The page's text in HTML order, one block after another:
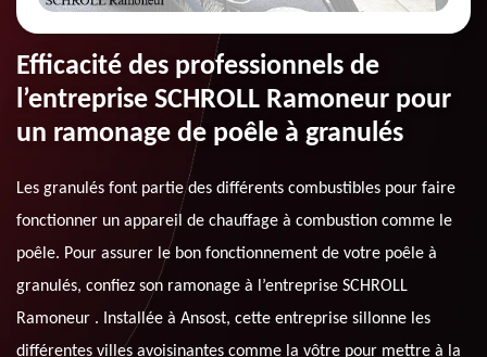
Efficacité des professionnels de
l’entreprise SCHROLL Ramoneur pour
un ramonage de poêle à granulés
Les granulés font partie des différents combustibles pour faire
fonctionner un appareil de chauffage à combustion comme le
poêle. Pour assurer le bon fonctionnement de votre poêle à
granulés, confiez son ramonage à l’entreprise SCHROLL
Ramoneur . Installée à Ansost, cette entreprise sillonne les
différentes villes avoisinantes comme la vôtre pour mettre à la